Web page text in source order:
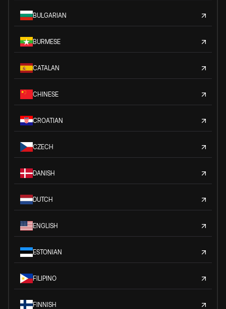
BULGARIAN
BURMESE
CATALAN
CHINESE
CROATIAN
CZECH
DANISH
DUTCH
ENGLISH
ESTONIAN
FILIPINO
FINNISH